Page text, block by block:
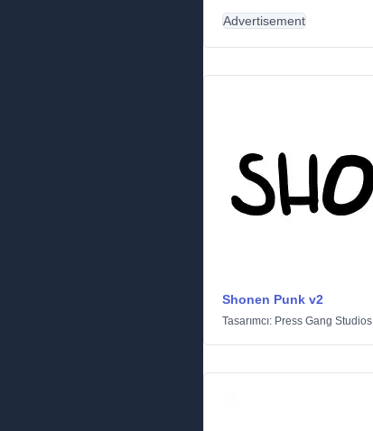
Advertisement
Shonen Punk v2
Tasarımcı: Press Gang Studios